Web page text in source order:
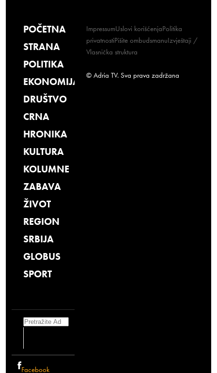
POČETNA
STRANA
POLITIKA
EKONOMIJA
DRUŠTVO
CRNA
HRONIKA
KULTURA
KOLUMNE
ZABAVA
ŽIVOT
REGION
SRBIJA
GLOBUS
SPORT
Search
Facebook
ImpressumUslovi korišćenjaPolitika
privatnostiPišite ombudsmanuIzvještaji /
Vlasnička struktura
© Adria TV. Sva prava zadržana